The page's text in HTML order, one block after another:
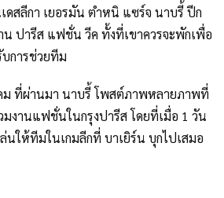
ดสลีกา เยอรมัน ตำหนิ แซร์จ นาบรี้ ปีก
น ปารีส แฟชั่น วีค ทั้งที่เขาควรจะพักเพื่อ
การช่วยทีม
ม ที่ผ่านมา นาบรี้ โพสต์ภาพหลายภาพที่
มงานแฟชั่นในกรุงปารีส โดยที่เมื่อ 1 วัน
นให้ทีมในเกมลีกที่ บาเยิร์น บุกไปเสมอ